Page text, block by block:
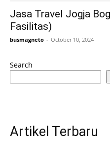
Jasa Travel Jogja
Fasilitas)
busmagneto - October 10, 2024
Search
Artikel Terbaru